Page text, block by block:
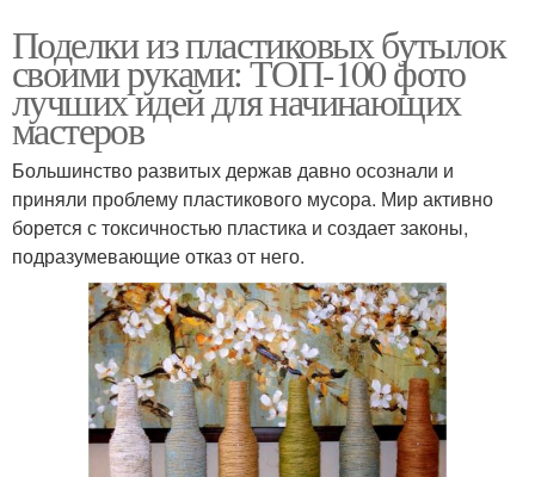
Поделки из пластиковых бутылок
своими руками: ТОП-100 фото
лучших идей для начинающих
мастеров
Большинство развитых держав давно осознали и
приняли проблему пластикового мусора. Мир активно
борется с токсичностью пластика и создает законы,
подразумевающие отказ от него.